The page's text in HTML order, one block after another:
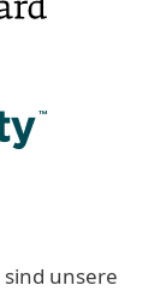
sind unsere